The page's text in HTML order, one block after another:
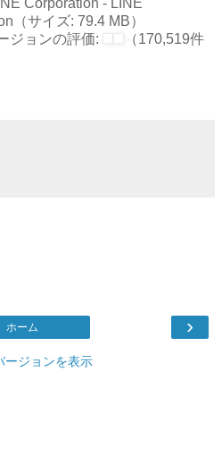
（サイズ: 79.4 MB）
ジョンの評価:
（170,519件
›
ホーム
ージョンを表示